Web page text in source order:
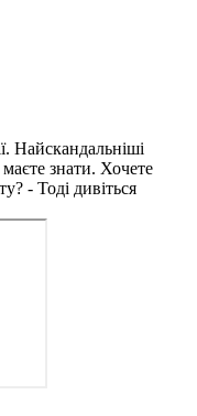
Найскандальніші
знати. Хочете
- Тоді дивіться